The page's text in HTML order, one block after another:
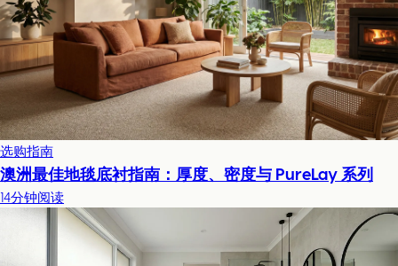
选购指南
澳洲最佳地毯底衬指南：厚度、密度与 PureLay 系列
14分钟阅读